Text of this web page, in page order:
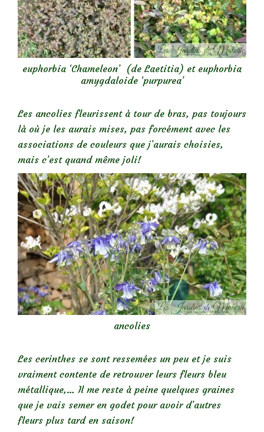
euphorbia ‘Chameleon’ (de Laetitia) et euphorbia
amygdaloide ‘purpurea’
Les ancolies fleurissent à tour de bras, pas toujours
là où je les aurais mises, pas forcément avec les
associations de couleurs que j’aurais choisies,
mais c’est quand même joli!
ancolies
Les cerinthes se sont ressemées un peu et je suis
vraiment contente de retrouver leurs fleurs bleu
métallique,… Il me reste à peine quelques graines
que je vais semer en godet pour avoir d’autres
fleurs plus tard en saison!